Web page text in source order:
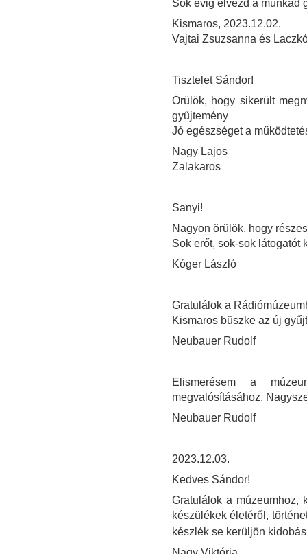
Sok évig élvezd a munkád
Kismaros, 2023.12.02.
Vajtai Zsuzsanna és
Tisztelet Sándor!
Örülök, hogy sikerült
gyűjtemény
Jó egészséget a
Nagy Lajos
Zalakaros
Sanyi!
Nagyon örülök, hogy
Sok erőt, sok-sok látogatót
Kóger László
Gratulálok a
Kismaros büszke az új
Neubauer Rudolf
Elismerésem a
megvalósításához.
Neubauer Rudolf
2023.12.03.
Kedves Sándor!
Gratulálok a múzeumhoz,
készülékek életéről,
készlék se kerüljön